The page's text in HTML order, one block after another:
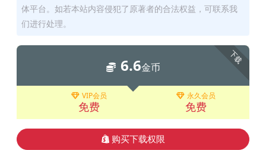
体平台。如若本站内容侵犯了原著者的合法权益，可联系我
们进行处理。
下载
6.6金币
VIP会员
免费
永久会员
免费
购买下载权限